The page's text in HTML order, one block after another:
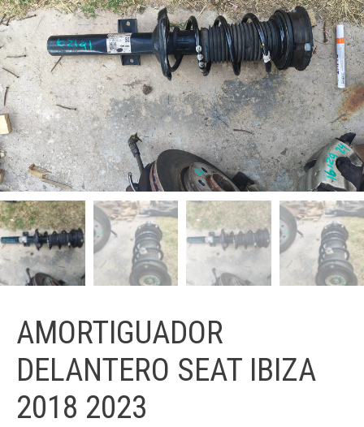
AMORTIGUADOR
DELANTERO SEAT IBIZA
2018 2023